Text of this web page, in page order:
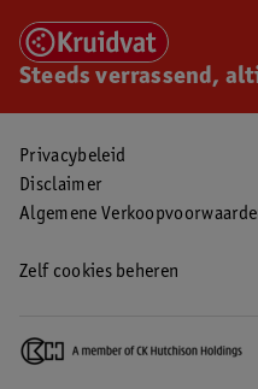
Steeds verrassend,
Privacybeleid
Disclaimer
Algemene
Zelf cookies beheren